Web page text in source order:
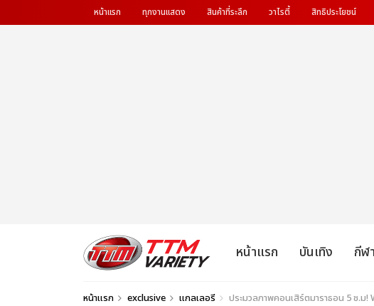
หน้าแรก ทุกงานแสดง สินค้าที่ระลึก วาไรตี้ สิทธิประโยชน์
หน้าแรก บันเทิง กีฬา
หน้าแรก exclusive แกลเลอรี ประมวลภาพคอนเสิร์ตมาราธอน 5 ช.ม